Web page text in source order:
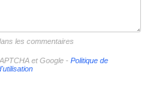
les commentaires
et Google - Politique de